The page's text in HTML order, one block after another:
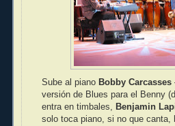
Sube al piano Bobby Carcasses
versión de Blues para el Benny
entra en timbales, Benjamin
solo toca piano, si no que canta,